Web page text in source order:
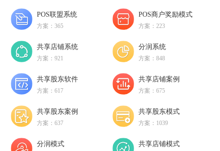
POS联盟系统
方案：365
POS商户奖励模式
方案：223
共享店铺系统
方案：921
分润系统
方案：848
共享股东软件
方案：617
共享店铺案例
方案：675
共享股东案例
方案：637
共享股东模式
方案：1039
分润模式 共享店铺模式